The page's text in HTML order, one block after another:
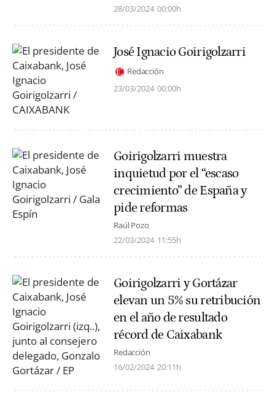
28/03/2024 00:00h
José Ignacio Goirigolzarri
Redacción
23/03/2024 00:00h
Goirigolzarri muestra
inquietud por el “escaso
crecimiento” de España y
pide reformas
Raúl Pozo
22/03/2024 11:55h
Goirigolzarri y Gortázar
elevan un 5% su retribución
en el año de resultado
récord de Caixabank
Redacción
16/02/2024 20:11h